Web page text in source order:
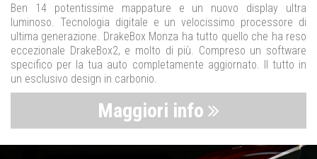
Ben 14 potentissime mappature e un nuovo display ultra
luminoso. Tecnologia digitale e un velocissimo processore di
ultima generazione. DrakeBox Monza ha tutto quello che ha reso
eccezionale DrakeBox2, e molto di più. Compreso un software
specifico per la tua auto completamente aggiornato. Il tutto in
un esclusivo design in carbonio.
Maggiori info